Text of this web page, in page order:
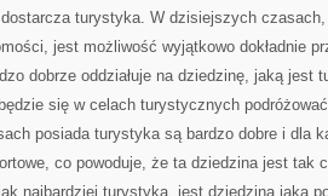
turystyka. W dzisiejszych
jest możliwość wyjątkowo dokładnie
dobrze oddziałuje na dziedzinę, jaką jest
się w celach turystycznych
posiada turystyka są bardzo dobre i dla
co powoduje, że ta dziedzina jest tak
najbardziej turystyka, jest dziedziną jaką